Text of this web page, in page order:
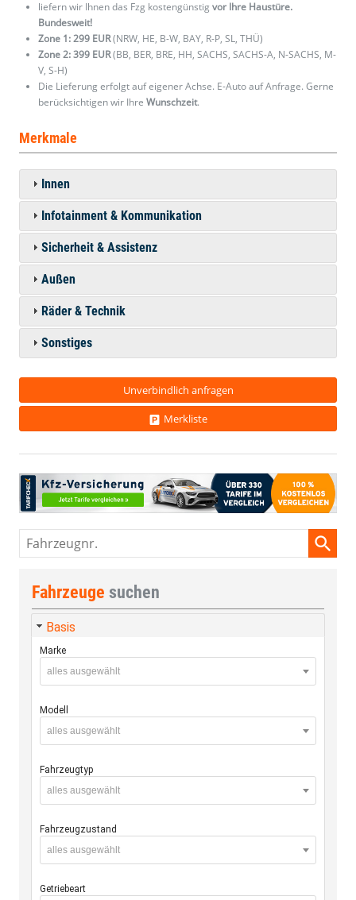
liefern wir Ihnen das Fzg kostengünstig vor Ihre Haustüre.
Bundesweit!
Zone 1: 299 EUR(NRW, HE, B-W, BAY, R-P, SL, THÜ)
Zone 2: 399 EUR(BB, BER, BRE, HH, SACHS, SACHS-A, N-SACHS, M-
V, S-H)
Die Lieferung erfolgt auf eigener Achse. E-Auto auf Anfrage. Gerne
berücksichtigen wir Ihre Wunschzeit.
Merkmale
Innen
Infotainment & Kommunikation
Sicherheit & Assistenz
Außen
Räder & Technik
Sonstiges
Unverbindlich anfragen
Merkliste
Fahrzeugnr.
Fahrzeuge suchen
Basis
Marke
alles ausgewählt
Modell
alles ausgewählt
Fahrzeugtyp
alles ausgewählt
Fahrzeugzustand
alles ausgewählt
Getriebeart